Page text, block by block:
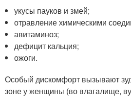
укусы пауков и змей;
отравление химическими
авитаминоз;
дефицит кальция;
ожоги.
Особый дискомфорт вызывают
зоне у женщины (во влагалище,